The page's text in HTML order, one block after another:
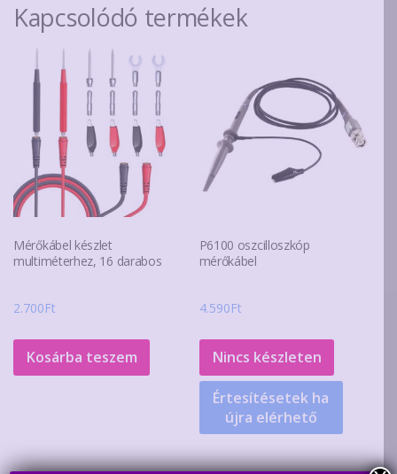
Kapcsolódó termékek
Mérőkábel készlet
multiméterhez, 16 darabos
2.700Ft
Kosárba teszem
P6100 oszcilloszkóp
mérőkábel
4.590Ft
Nincs készleten
Értesítésetek ha
újra elérhető